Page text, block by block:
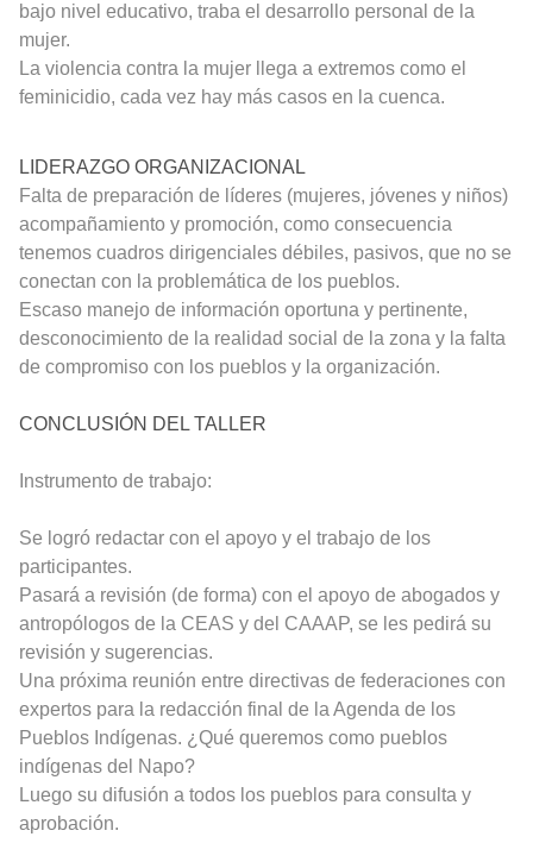
bajo nivel educativo, traba el desarrollo personal de la
mujer.
La violencia contra la mujer llega a extremos como el
feminicidio, cada vez hay más casos en la cuenca.
LIDERAZGO ORGANIZACIONAL
Falta de preparación de líderes (mujeres, jóvenes y niños)
acompañamiento y promoción, como consecuencia
tenemos cuadros dirigenciales débiles, pasivos, que no se
conectan con la problemática de los pueblos.
Escaso manejo de información oportuna y pertinente,
desconocimiento de la realidad social de la zona y la falta
de compromiso con los pueblos y la organización.
CONCLUSIÓN DEL TALLER
Instrumento de trabajo:
Se logró redactar con el apoyo y el trabajo de los
participantes.
Pasará a revisión (de forma) con el apoyo de abogados y
antropólogos de la CEAS y del CAAAP, se les pedirá su
revisión y sugerencias.
Una próxima reunión entre directivas de federaciones con
expertos para la redacción final de la Agenda de los
Pueblos Indígenas. ¿Qué queremos como pueblos
indígenas del Napo?
Luego su difusión a todos los pueblos para consulta y
aprobación.